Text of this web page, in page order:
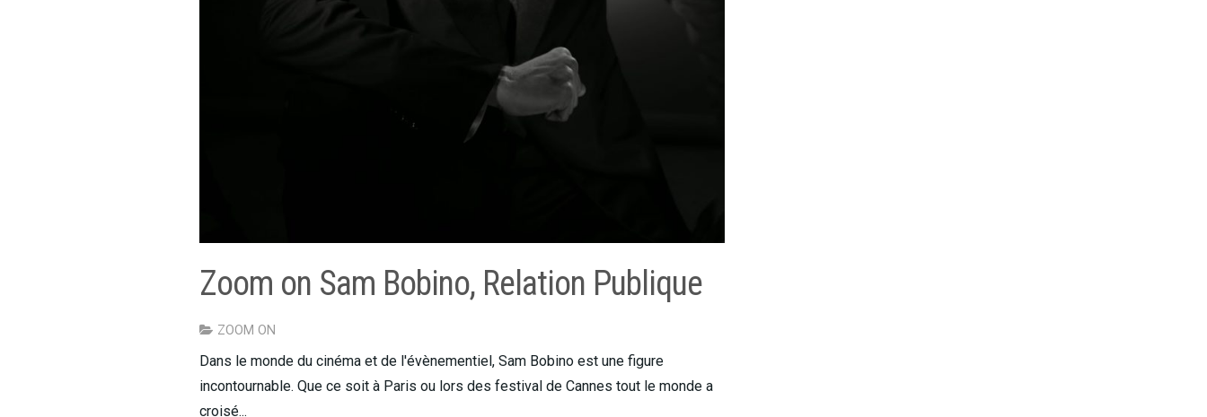
Zoom on Sam Bobino, Relation Publique
ZOOM ON
Dans le monde du cinéma et de l'évènementiel, Sam Bobino est une figure
incontournable. Que ce soit à Paris ou lors des festival de Cannes tout le monde a
croisé...